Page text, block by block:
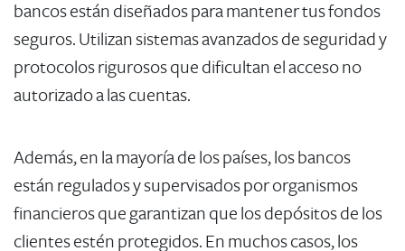
bancos están diseñados para mantener tus fondos
seguros. Utilizan sistemas avanzados de seguridad y
protocolos rigurosos que dificultan el acceso no
autorizado a las cuentas.
Además, en la mayoría de los países, los bancos
están regulados y supervisados por organismos
financieros que garantizan que los depósitos de los
clientes estén protegidos. En muchos casos, los